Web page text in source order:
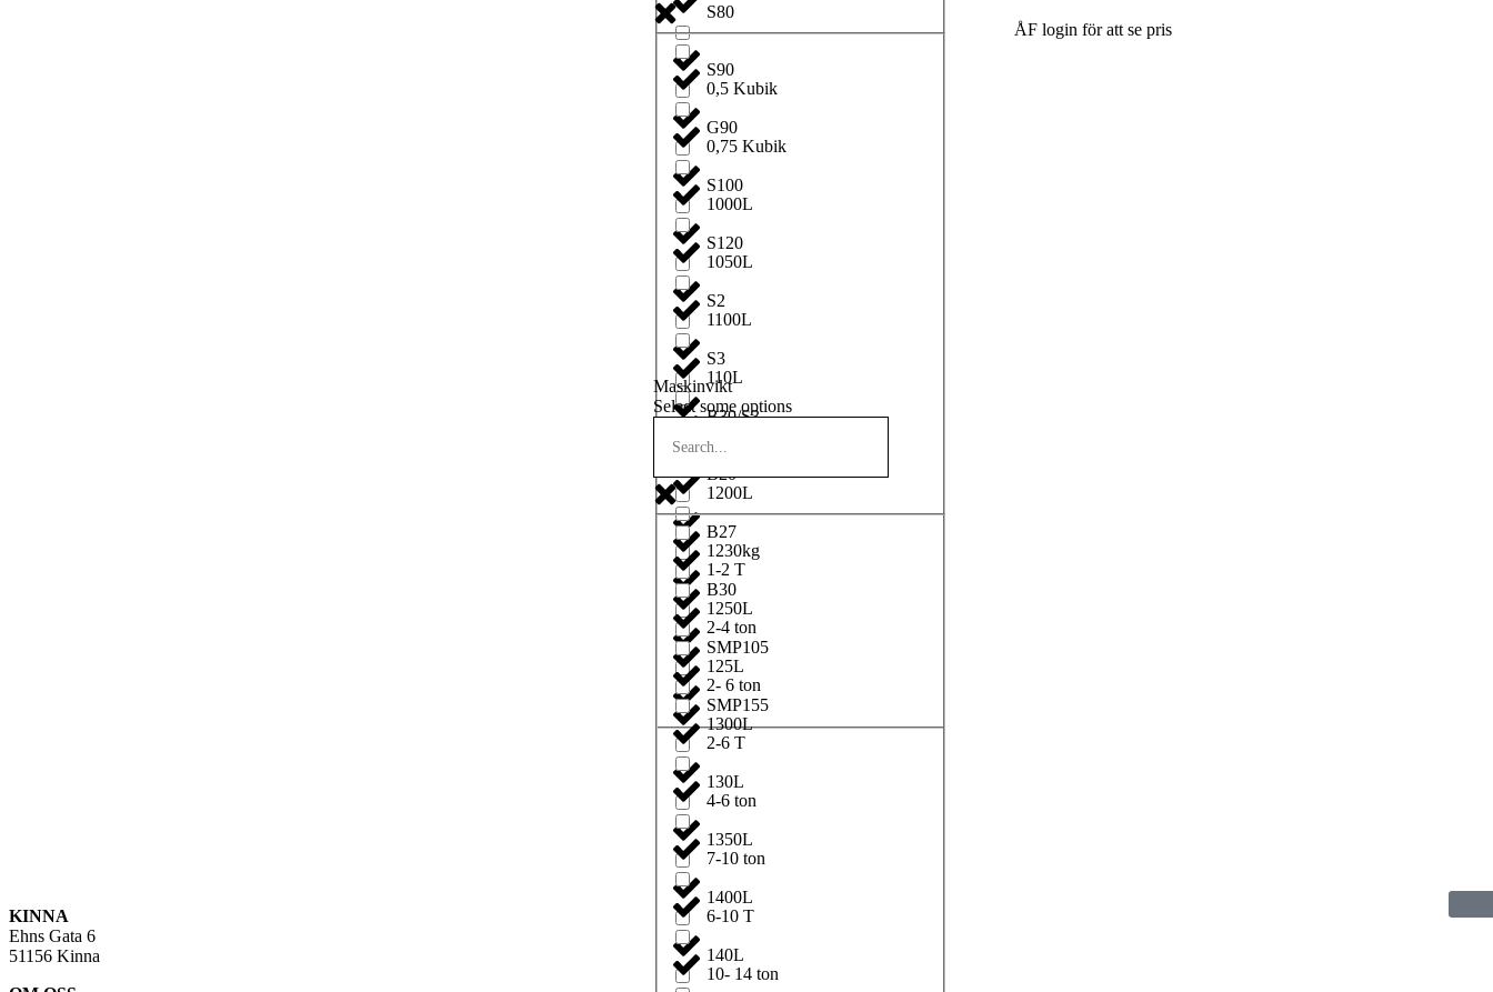
S80
S90
G90
S100
S120
S2
S3
B30/S3
B20
B27
B30
SMP105
SMP155
0,5 Kubik
0,75 Kubik
1000L
1050L
1100L
110L
1200L
1230kg
1250L
125L
1300L
130L
1350L
1400L
140L
Maskinvikt
Select some options
1-2 T
2-4 ton
2- 6 ton
2-6 T
4-6 ton
7-10 ton
6-10 T
10- 14 ton
ÅF login för att se pris
KINNA
Ehns Gata 6
51156 Kinna